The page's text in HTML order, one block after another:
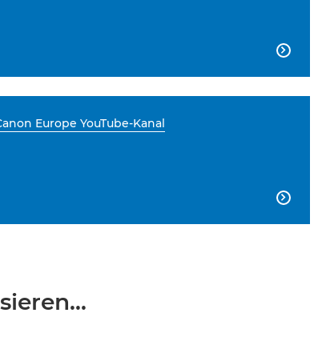

Europe YouTube-Kanal
